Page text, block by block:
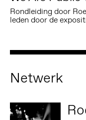
Rondleiding door
leden door de
Netwerk